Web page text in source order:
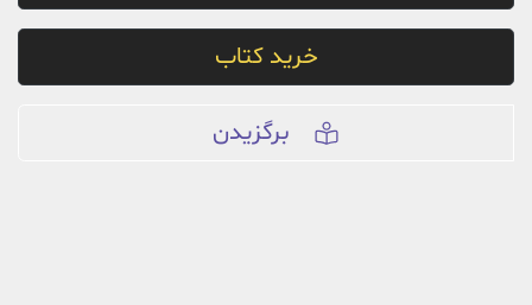
خرید کتاب
برگزیدن